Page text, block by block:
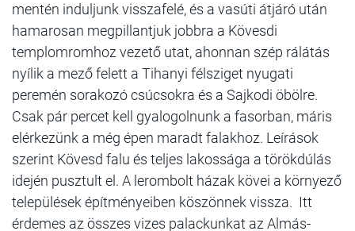
mentén induljunk visszafelé, és a vasúti átjáró után
hamarosan megpillantjuk jobbra a Kövesdi
templomromhoz vezető utat, ahonnan szép rálátás
nyílik a mező felett a Tihanyi félsziget nyugati
peremén sorakozó csúcsokra és a Sajkodi öbölre.
Csak pár percet kell gyalogolnunk a fasorban, máris
elérkezünk a még épen maradt falakhoz. Leírások
szerint Kövesd falu és teljes lakossága a törökdúlás
idején pusztult el. A lerombolt házak kövei a környező
települések építményeiben köszönnek vissza. Itt
érdemes az összes vizes palackunkat az Almás-